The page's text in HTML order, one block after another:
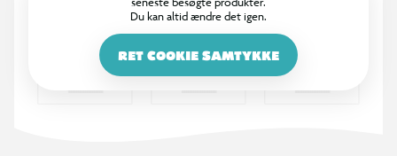
Superkompakt
Du kan altid ændre det igen.
RET COOKIE SAMTYKKE